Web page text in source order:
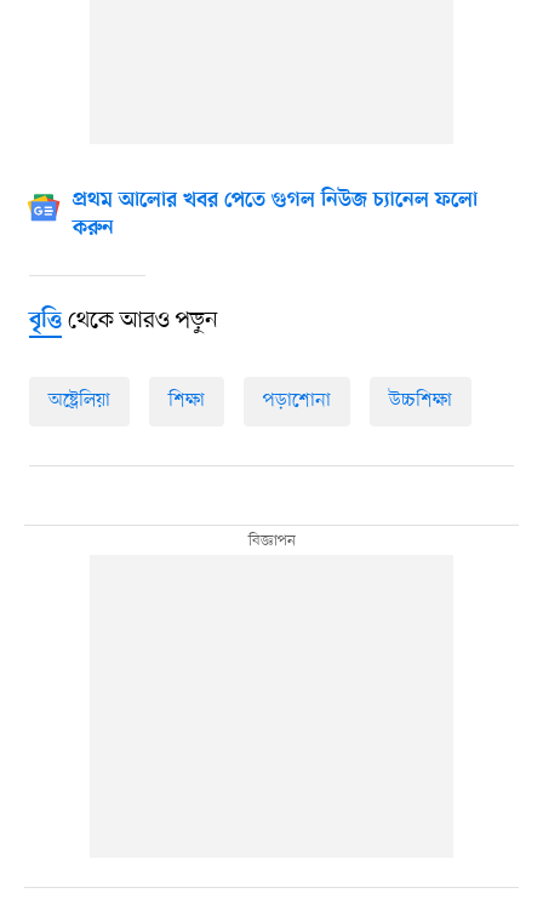
প্রথম আলোর খবর পেতে গুগল নিউজ চ্যানেল ফলো
করুন
বৃত্তিথেকে আরও পড়ুন
অষ্ট্রেলিয়া শিক্ষা পড়াশোনা উচ্চশিক্ষা